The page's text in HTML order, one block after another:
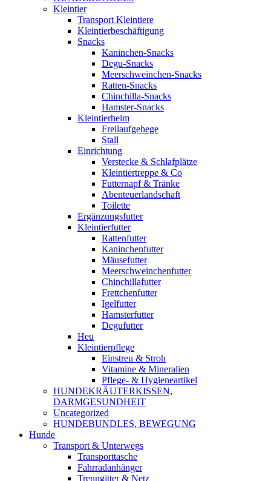
Kleintier
Transport Kleintiere
Kleintierbeschäftigung
Snacks
Kaninchen-Snacks
Degu-Snacks
Meerschweinchen-Snacks
Ratten-Snacks
Chinchilla-Snacks
Hamster-Snacks
Kleintierheim
Freilaufgehege
Stall
Einrichtung
Verstecke & Schlafplätze
Kleintiertreppe & Co
Futternapf & Tränke
Abenteuerlandschaft
Toilette
Ergänzungsfutter
Kleintierfutter
Rattenfutter
Kaninchenfutter
Mäusefutter
Meerschweinchenfutter
Chinchillafutter
Frettchenfutter
Igelfutter
Hamsterfutter
Degufutter
Heu
Kleintierpflege
Einstreu & Stroh
Vitamine & Mineralien
Pflege- & Hygieneartikel
HUNDEKRÄUTERKISSEN,
DARMGESUNDHEIT
Uncategorized
HUNDEBUNDLES, BEWEGUNG
Hunde
Transport & Unterwegs
Transporttasche
Fahrradanhänger
Trenngitter & Netz